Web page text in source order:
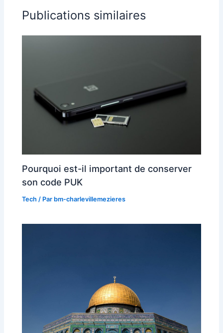
Publications similaires
Pourquoi est-il important de conserver
son code PUK
Tech / Par bm-charlevillemezieres